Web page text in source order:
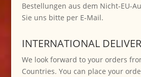
Bestellungen aus dem Nicht-EU-
Sie uns bitte per E-Mail.
INTERNATIONAL
We look forward to your orders
Countries. You can place your